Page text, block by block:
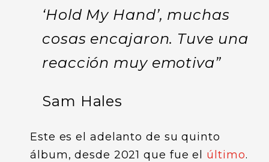
‘Hold My Hand’, muchas
cosas encajaron. Tuve una
reacción muy emotiva”
Sam Hales
Este es el adelanto de su quinto
álbum, desde 2021 que fue el último.